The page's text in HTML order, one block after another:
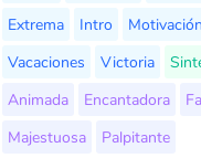
Extrema
Intro Motivación
Vacaciones
Victoria
Animada
Encantadora
Majestuosa
Palpitante